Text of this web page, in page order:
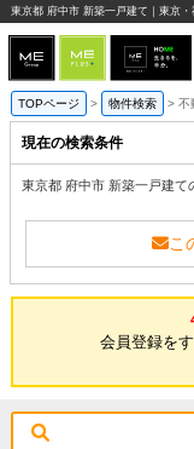
東京都 府中市 新築一戸建て｜東京
TOPページ > 物件検索 > 不
現在の検索条件
東京都 府中市 新築一戸建て
こ
会員登録を